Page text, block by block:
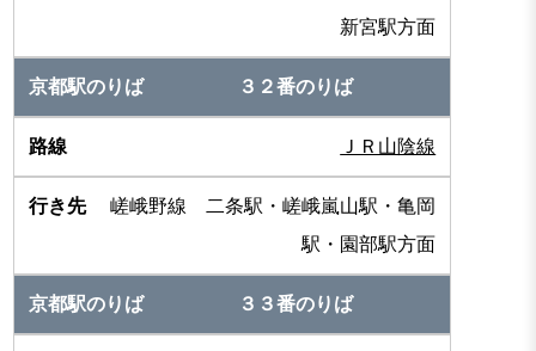
新宮駅方面
３２番のりば
ＪＲ山陰線
嵯峨野線 二条駅・嵯峨嵐山駅・亀岡
駅・園部駅方面
３３番のりば